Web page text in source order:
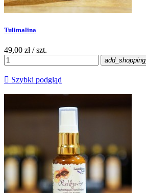
Tulimalina
49,00 zł / szt.
 Szybki podgląd